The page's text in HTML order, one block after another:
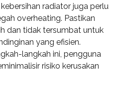
radiator juga perlu
overheating. Pastikan
dan tidak tersumbat untuk
yang efisien.
langkah ini, pengguna
risiko kerusakan